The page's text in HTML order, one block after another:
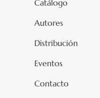
Catálogo
Autores
Distribución
Eventos
Contacto